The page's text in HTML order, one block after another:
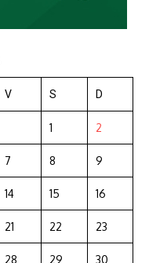
V S D
1 2
7 8 9
14 15 16
21 22 23
28 29 30